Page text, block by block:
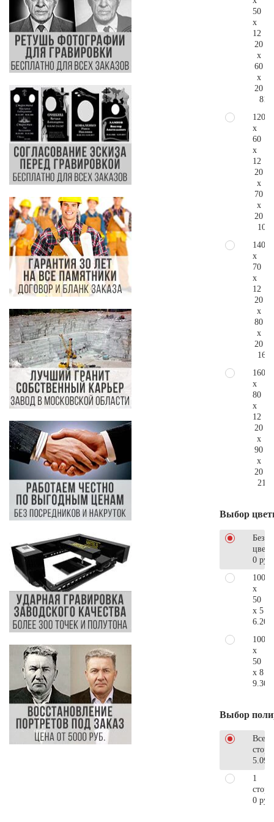
50
x
12
20
x
60
x
20
120
x
60
x
12
20
x
70
x
20
140
x
70
x
12
20
x
80
x
20
160
x
80
x
12
20
x
90
x
20
Выбор
Без
0 руб.
100
x
50
x 5
100
x
50
x 8
Выбор
Все
1
0 руб.